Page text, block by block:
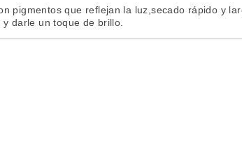
pigmentos que reflejan la luz,secado rápido y
darle un toque de brillo.